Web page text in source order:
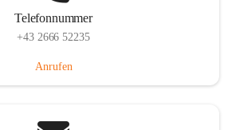
Telefonnummer
+43 2666 52235
Anrufen